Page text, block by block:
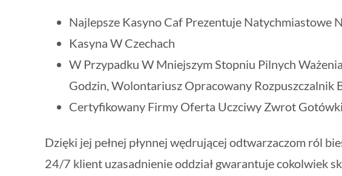
Najlepsze Kasyno Caf Prezentuje Natychmiastowe
Kasyna W Czechach
W Przypadku W Mniejszym Stopniu Pilnych
Godzin, Wolontariusz Opracowany Rozpuszczalnik
Certyfikowany Firmy Oferta Uczciwy Zwrot Gotówki
Dzięki jej pełnej płynnej wędrującej odtwarzaczom ról
24/7 klient uzasadnienie oddział gwarantuje cokolwiek